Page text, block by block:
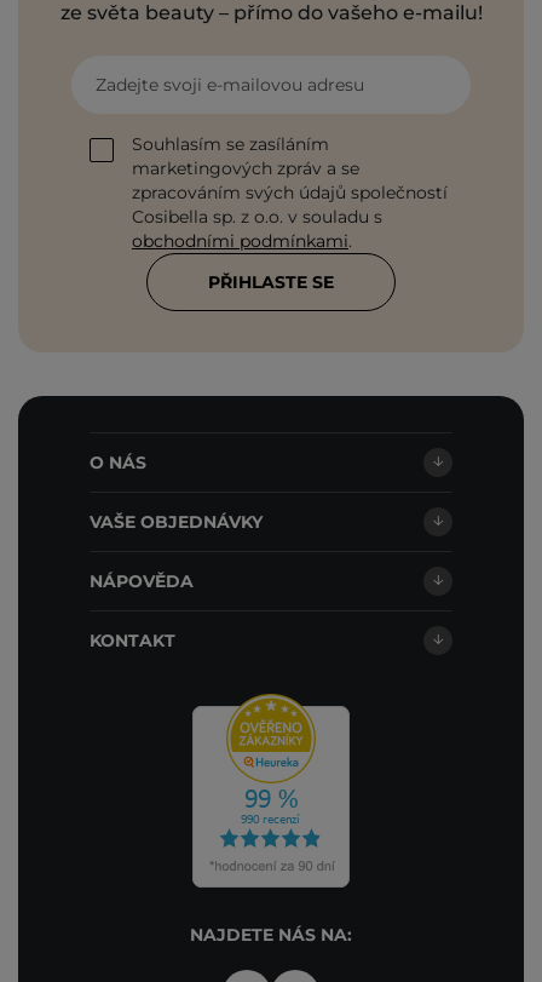
ze světa beauty – přímo do vašeho e-mailu!
Zadejte svoji e-mailovou adresu
Souhlasím se zasíláním
marketingových zpráv a se
zpracováním svých údajů společností
Cosibella sp. z o.o. v souladu s
obchodními podmínkami.
PŘIHLASTE SE
O NÁS
VAŠE OBJEDNÁVKY
NÁPOVĚDA
KONTAKT
NAJDETE NÁS NA: